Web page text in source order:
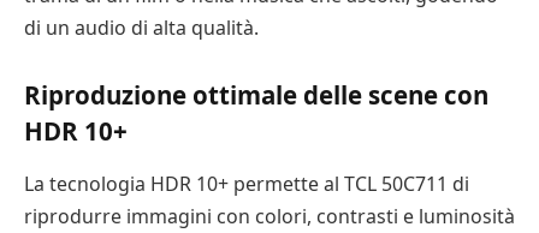
di un audio di alta qualità.
Riproduzione ottimale delle scene con
HDR 10+
La tecnologia HDR 10+ permette al TCL 50C711 di
riprodurre immagini con colori, contrasti e luminosità